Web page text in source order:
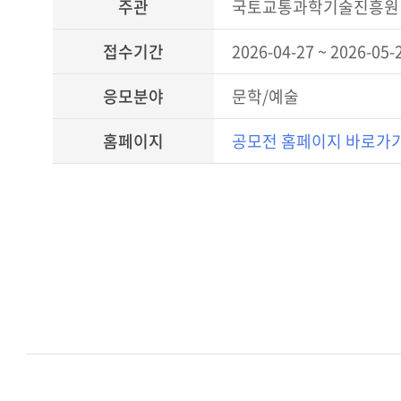
주관
국토교통과학기술진흥원
접수기간
2026-04-27 ~ 2026-05-
응모분야
문학/예술
홈페이지
공모전 홈페이지 바로가